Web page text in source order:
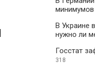
минимумов
В Украине
нужно ли
Госстат
318